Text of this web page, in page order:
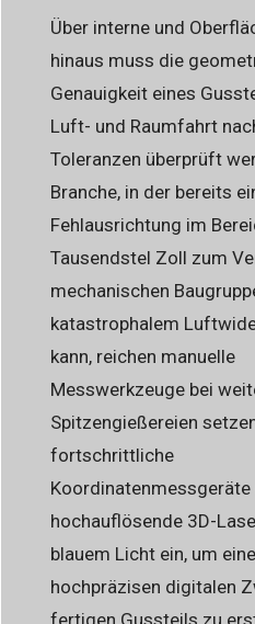
Über interne und
hinaus muss die
Genauigkeit eines
Luft- und Raumfahrt
Toleranzen überprüft
Branche, in der bereits
Fehlausrichtung im
Tausendstel Zoll zum
mechanischen
katastrophalem
kann, reichen manuelle
Messwerkzeuge bei
Spitzengießereien
fortschrittliche
Koordinatenmessgeräte
hochauflösende 3D-
blauem Licht ein, um
hochpräzisen digitalen
fertigen Gussteils zu